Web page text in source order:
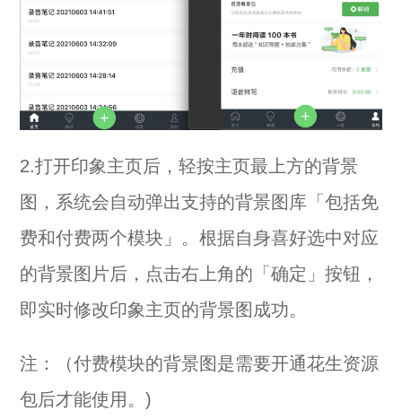
2.打开印象主页后，轻按主页最上方的背景
图，系统会自动弹出支持的背景图库「包括免
费和付费两个模块」。根据自身喜好选中对应
的背景图片后，点击右上角的「确定」按钮，
即实时修改印象主页的背景图成功。
注：（付费模块的背景图是需要开通花生资源
包后才能使用。)